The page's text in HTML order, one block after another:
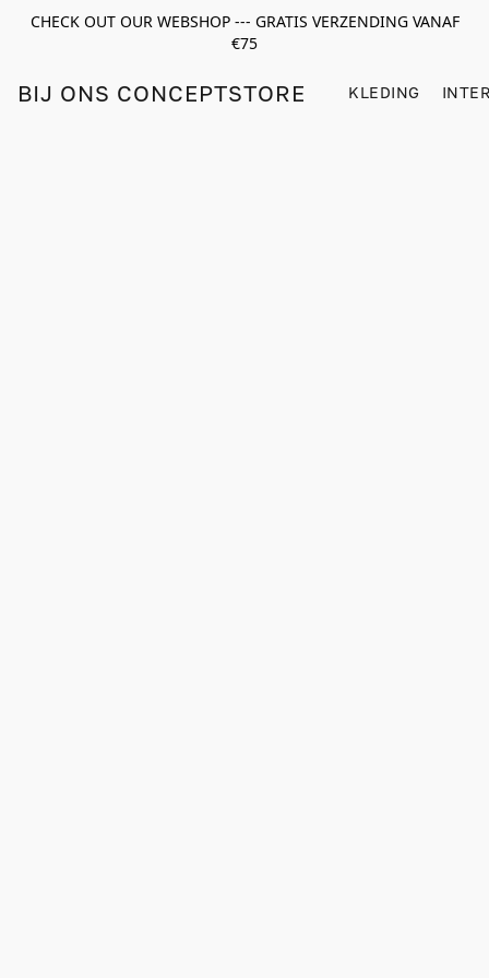
CHECK OUT OUR WEBSHOP --- GRATIS VERZENDING VANAF
€75
BIJ ONS CONCEPTSTORE KLEDING